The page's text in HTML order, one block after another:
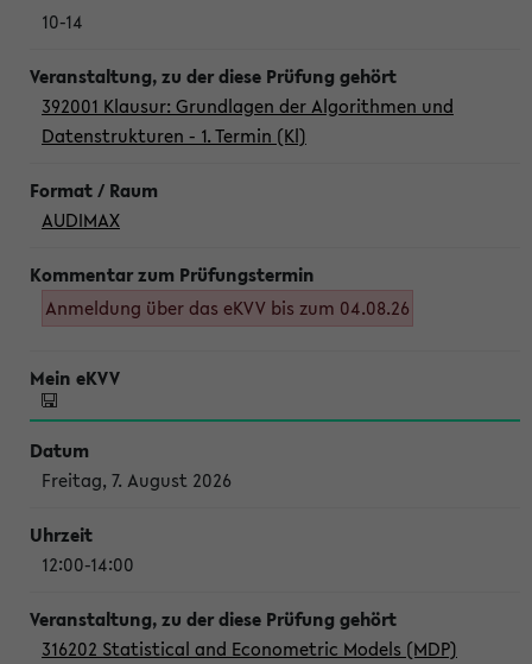
10-14
392001 Klausur: Grundlagen der Algorithmen und
Datenstrukturen - 1. Termin (Kl)
AUDIMAX
Anmeldung über das eKVV bis zum 04.08.26
Freitag, 7. August 2026
12:00-14:00
316202 Statistical and Econometric Models (MDP)